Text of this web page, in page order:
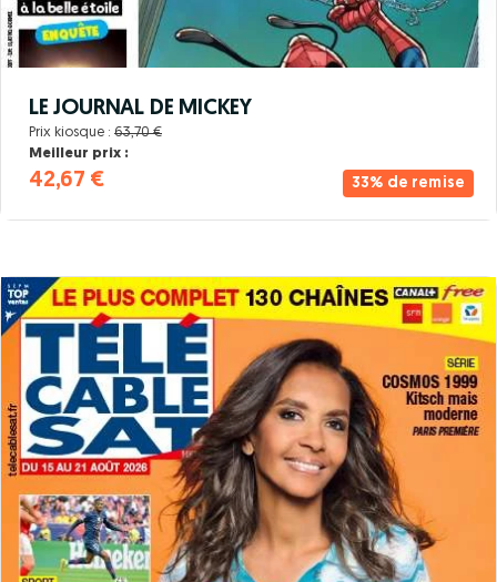
33% de remise
LE JOURNAL DE MICKEY
Prix kiosque : 63,70 €
Meilleur prix :
42,67 €